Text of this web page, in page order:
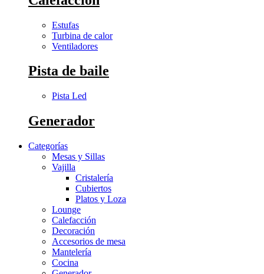
Estufas
Turbina de calor
Ventiladores
Pista de baile
Pista Led
Generador
Categorías
Mesas y Sillas
Vajilla
Cristalería
Cubiertos
Platos y Loza
Lounge
Calefacción
Decoración
Accesorios de mesa
Mantelería
Cocina